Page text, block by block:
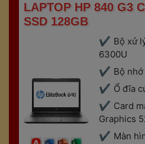
LAPTOP HP 840 G3
SSD 128GB
Bộ xử
6300U
Bộ
Ổ đĩa
Card
Graphics
Màn